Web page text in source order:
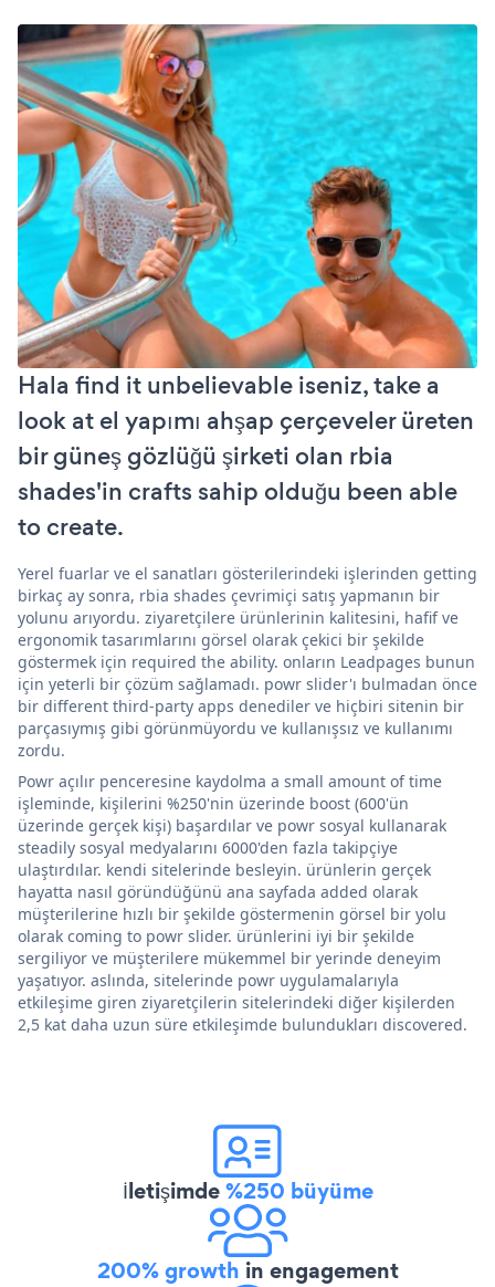
Hala find it unbelievable iseniz, take a
look at el yapımı ahşap çerçeveler üreten
bir güneş gözlüğü şirketi olan rbia
shades'in crafts sahip olduğu been able
to create.
Yerel fuarlar ve el sanatları gösterilerindeki işlerinden getting
birkaç ay sonra, rbia shades çevrimiçi satış yapmanın bir
yolunu arıyordu. ziyaretçilere ürünlerinin kalitesini, hafif ve
ergonomik tasarımlarını görsel olarak çekici bir şekilde
göstermek için required the ability. onların Leadpages bunun
için yeterli bir çözüm sağlamadı. powr slider'ı bulmadan önce
bir different third-party apps denediler ve hiçbiri sitenin bir
parçasıymış gibi görünmüyordu ve kullanışsız ve kullanımı
zordu.
Powr açılır penceresine kaydolma a small amount of time
işleminde, kişilerini %250'nin üzerinde boost (600'ün
üzerinde gerçek kişi) başardılar ve powr sosyal kullanarak
steadily sosyal medyalarını 6000'den fazla takipçiye
ulaştırdılar. kendi sitelerinde besleyin. ürünlerin gerçek
hayatta nasıl göründüğünü ana sayfada added olarak
müşterilerine hızlı bir şekilde göstermenin görsel bir yolu
olarak coming to powr slider. ürünlerini iyi bir şekilde
sergiliyor ve müşterilere mükemmel bir yerinde deneyim
yaşatıyor. aslında, sitelerinde powr uygulamalarıyla
etkileşime giren ziyaretçilerin sitelerindeki diğer kişilerden
2,5 kat daha uzun süre etkileşimde bulundukları discovered.
İletişimde%250 büyüme
200% growth in engagement